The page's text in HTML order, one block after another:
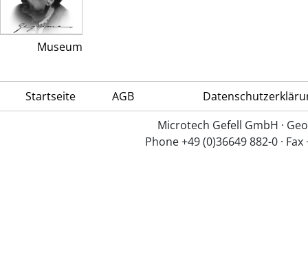
Museum
Startseite AGB
Microtech Gefell GmbH ·
Phone +49 (0)36649 882-0 ·